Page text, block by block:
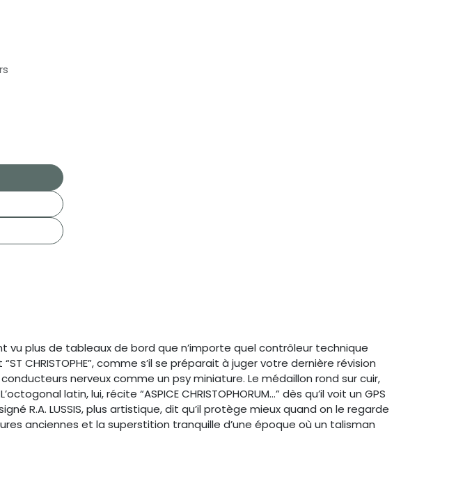
vu plus de tableaux de bord que n’importe quel contrôleur technique
CHRISTOPHE”, comme s’il se préparait à juger votre dernière révision
conducteurs nerveux comme un psy miniature. Le médaillon rond sur cuir,
latin, lui, récite “ASPICE CHRISTOPHORUM…” dès qu’il voit un GPS
R.A. LUSSIS, plus artistique, dit qu’il protège mieux quand on le regarde
anciennes et la superstition tranquille d’une époque où un talisman